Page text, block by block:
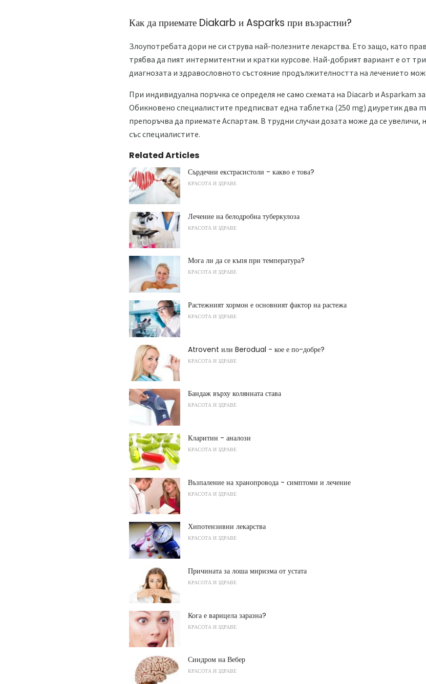
Как да приемате Diakarb и Asparks при възрастни?
Злоупотребата дори не си струва най-полезните лекарства. Ето защо, като
трябва да пият интермитентни и кратки курсове. Най-добрият вариант е от
диагнозата и здравословното състояние продължителността на лечението
При индивидуална поръчка се определя не само схемата на Diacarb и Asparkam
Обикновено специалистите предписват една таблетка (250 mg) диуретик два
препоръчва да приемате Аспартам. В трудни случаи дозата може да се увеличи,
със специалистите.
Related Articles
Сърдечни екстрасистоли - какво е това?
КРАСОТА И ЗДРАВЕ
Лечение на белодробна туберкулоза
КРАСОТА И ЗДРАВЕ
Мога ли да се къпя при температура?
КРАСОТА И ЗДРАВЕ
Растежният хормон е основният фактор на растежа
КРАСОТА И ЗДРАВЕ
Atrovent или Berodual - кое е по-добре?
КРАСОТА И ЗДРАВЕ
Бандаж върху колянната става
КРАСОТА И ЗДРАВЕ
Кларитин - аналози
КРАСОТА И ЗДРАВЕ
Възпаление на хранопровода - симптоми и лечение
КРАСОТА И ЗДРАВЕ
Хипотензивни лекарства
КРАСОТА И ЗДРАВЕ
Причината за лоша миризма от устата
КРАСОТА И ЗДРАВЕ
Кога е варицела заразна?
КРАСОТА И ЗДРАВЕ
Синдром на Вебер
КРАСОТА И ЗДРАВЕ